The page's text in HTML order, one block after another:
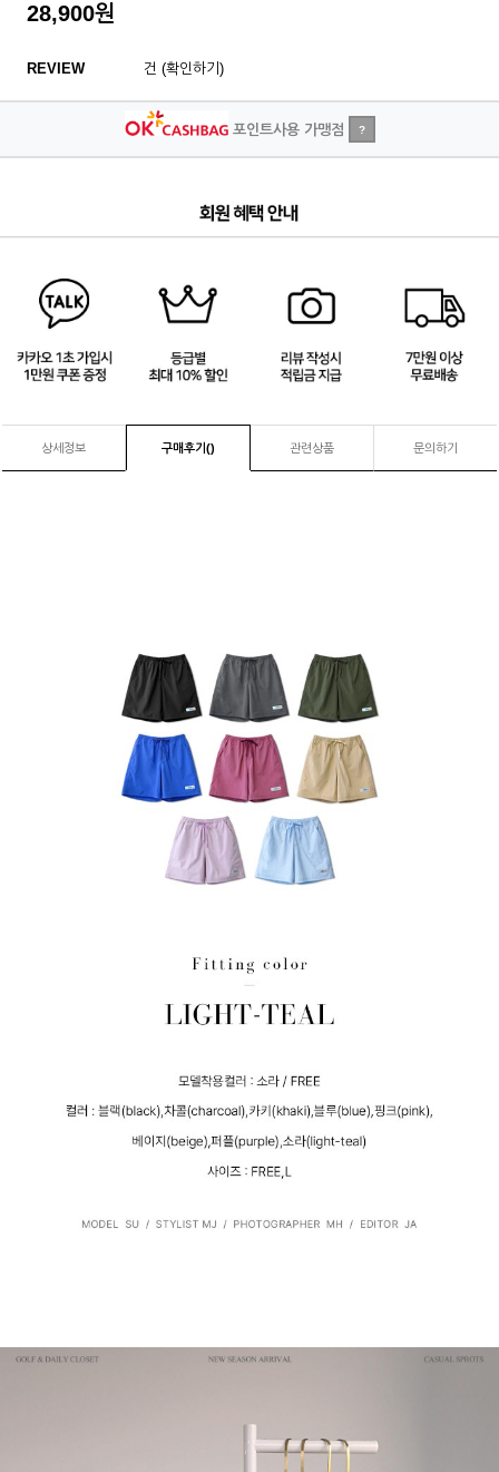
28,900원
REVIEW 건 (확인하기)
포인트사용 가맹점 ?
상세정보 구매후기() 관련상품 문의하기